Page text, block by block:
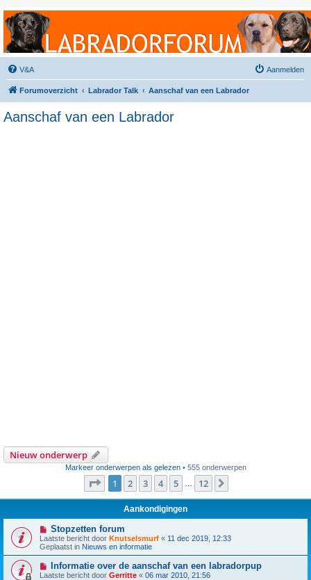
Labradorforum
Het gezelligste Labradorforum van Nederland en België!
V&A Aanmelden
Forumoverzicht Labrador Talk Aanschaf van een Labrador
Aanschaf van een Labrador
Nieuw onderwerp
Markeer onderwerpen als gelezen• 555 onderwerpen
Pagina van 12
1 2 3 4 5 12
Aankondigingen
Stopzetten forum
Laatste bericht door Knutselsmurf « 11 dec 2019, 12:33
Geplaatst in Nieuws en informatie
Informatie over de aanschaf van een labradorpup
Laatste bericht door Gerritte « 06 mar 2010, 21:56